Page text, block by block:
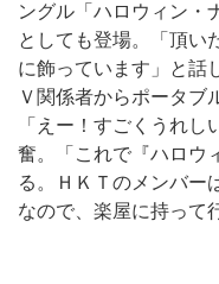
ングル「ハロウィン・
としても登場。「頂い
に飾っています」と話
Ｖ関係者からポータブ
「えー！すごくうれ
奮。「これで『ハロウ
る。ＨＫＴのメンバー
なので、楽屋に持って